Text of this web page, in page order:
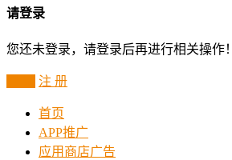
请登录
您还未登录，请登录后再进行相关操作！
注 册
首页
APP推广
应用商店广告